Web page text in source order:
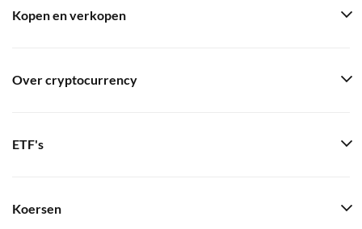
Kopen en verkopen
Over cryptocurrency
ETF's
Koersen